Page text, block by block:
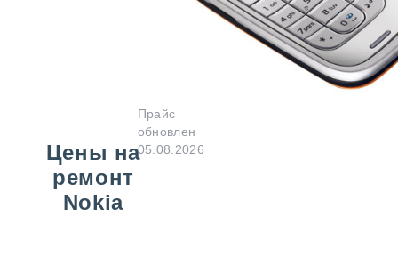
Цены на
ремонт
Nokia
Прайс
обновлен
05.08.2026